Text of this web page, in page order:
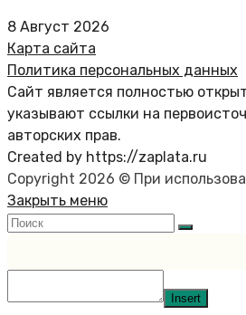
8 Август 2026
Карта сайта
Политика персональных данных
Сайт является полностью
указывают ссылки на
авторских прав.
Created by https://zaplata.ru
Copyright 2026 © При
Закрыть меню
Insert